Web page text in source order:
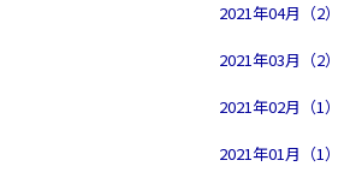
2021年04月（2）
2021年03月（2）
2021年02月（1）
2021年01月（1）